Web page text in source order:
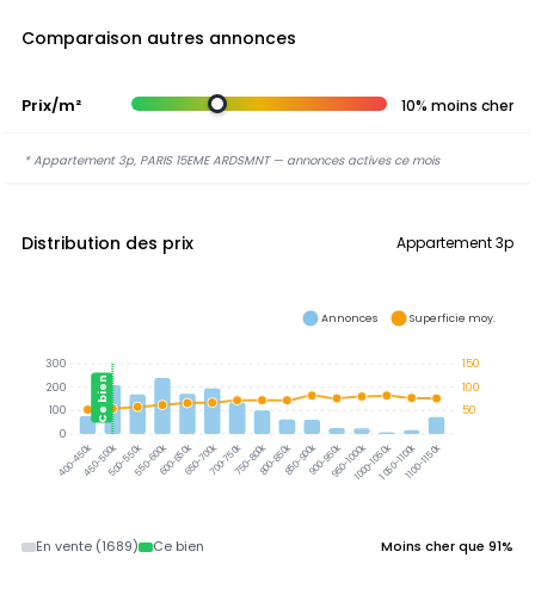
Comparaison autres annonces
Prix/m² 10% moins cher
* Appartement 3p, PARIS 15EME ARDSMNT — annonces actives ce mois
Distribution des prix Appartement 3p
400-450k450-500k500-550k550-600k600-650k650-700k700-750k750-800k800-850k850-900k900-950k950-1000k1000-1050k1050-1100k1100-1150k
Ce bien
150
100
50
300
200
100
0
Annonces Superficie moy.
En vente (1689) Ce bien Moins cher que 91%